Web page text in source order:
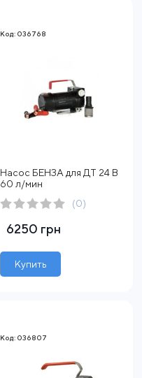
Код: 036768
Насос БЕНЗА для ДТ 24 В
60 л/мин
(0)
6250 грн
Купить
Код: 036807